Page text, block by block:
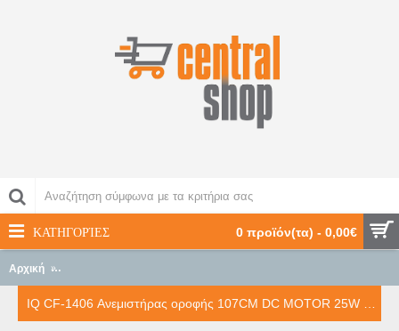
0 προϊόν(τα) - 0,00€
ΚΑΤΗΓΟΡΊΕΣ
Αρχική IQ CF-1406 Ανεμιστήρας οροφής 107CM DC MOTOR 25W WHITE